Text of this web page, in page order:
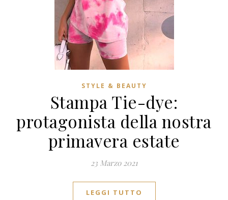
STYLE & BEAUTY
Stampa Tie-dye:
protagonista della nostra
primavera estate
23 Marzo 2021
LEGGI TUTTO